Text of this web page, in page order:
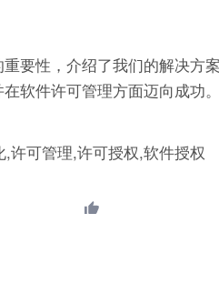
要性，介绍了我们的解决方
软件许可管理方面迈向成功。
许可管理,许可授权,软件授权